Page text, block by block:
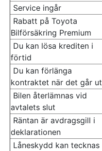
Service ingår
Rabatt på Toyota
Bilförsäkring Premium
Du kan lösa krediten i
förtid
Du kan förlänga
kontraktet när det går ut
Bilen återlämnas vid
avtalets slut
Räntan är avdragsgill i
deklarationen
Låneskydd kan tecknas